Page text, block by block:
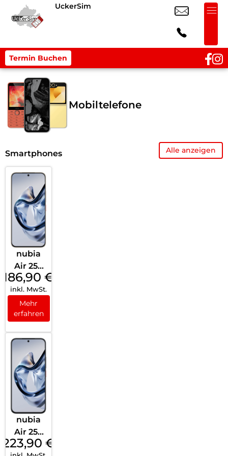
UckerSim
Termin Buchen
Mobiltelefone
Smartphones Alle anzeigen
nubia
Air 256
GB
Titaniu
m
Desert
186,90 €
inkl. MwSt.
Mehr
erfahren
nubia
Air 256
GB
223,90 €